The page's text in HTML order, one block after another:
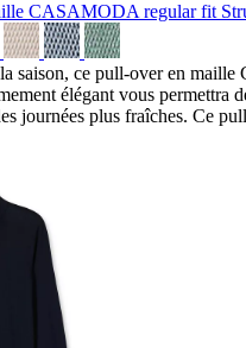
CASAMODA regular fit
saison, ce pull-over en
élégant vous permettra
journées plus fraîches. Ce